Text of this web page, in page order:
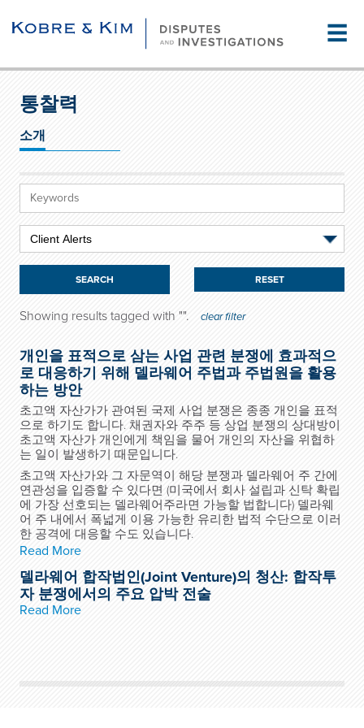
☰
통찰력
소개
RESET
Showing results tagged with "". clear filter
개인을 표적으로 삼는 사업 관련 분쟁에 효과적으
로 대응하기 위해 델라웨어 주법과 주법원을 활용
하는 방안
초고액 자산가가 관여된 국제 사업 분쟁은 종종 개인을 표적
으로 하기도 합니다. 채권자와 주주 등 상업 분쟁의 상대방이
초고액 자산가 개인에게 책임을 물어 개인의 자산을 위협하
는 일이 발생하기 때문입니다.
초고액 자산가와 그 자문역이 해당 분쟁과 델라웨어 주 간에
연관성을 입증할 수 있다면 (미국에서 회사 설립과 신탁 확립
에 가장 선호되는 델라웨어주라면 가능할 법합니다) 델라웨
어 주 내에서 폭넓게 이용 가능한 유리한 법적 수단으로 이러
한 공격에 대응할 수도 있습니다.
Read More
델라웨어 합작법인(Joint Venture)의 청산: 합작투
자 분쟁에서의 주요 압박 전술
Read More